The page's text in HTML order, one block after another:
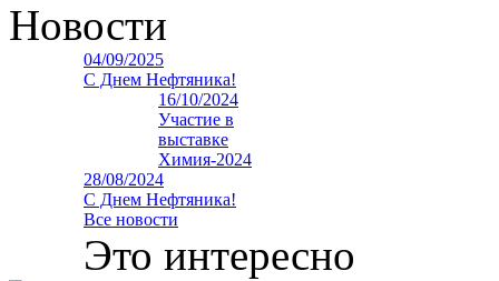
Новости
04/09/2025
С Днем Нефтяника!
16/10/2024
Участие в
выставке
Химия-2024
28/08/2024
С Днем Нефтяника!
Все новости
Это интересно